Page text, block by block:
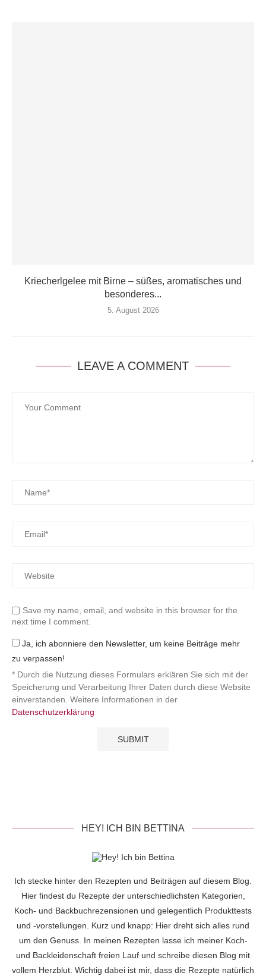
Kriecherlgelee mit Birne – süßes, aromatisches und
besonderes...
5. August 2026
LEAVE A COMMENT
Save my name, email, and website in this browser for the
next time I comment.
Ja, ich abonniere den Newsletter, um keine Beiträge mehr
zu verpassen!
* Durch die Nutzung dieses Formulars erklären Sie sich mit der
Speicherung und Verarbeitung Ihrer Daten durch diese Website
einverstanden. Weitere Informationen in der
Datenschutzerklärung
HEY! ICH BIN BETTINA
Ich stecke hinter den Rezepten und Beiträgen auf diesem Blog.
Hier findest du Rezepte der unterschiedlichsten Kategorien,
Koch- und Backbuchrezensionen und gelegentlich Produkttests
und -vorstellungen. Kurz und knapp: Hier dreht sich alles rund
um den Genuss. In meinen Rezepten lasse ich meiner Koch-
und Backleidenschaft freien Lauf und schreibe diesen Blog mit
vollem Herzblut. Wichtig dabei ist mir, dass die Rezepte natürlich